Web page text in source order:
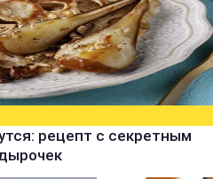
рецепт с секретным